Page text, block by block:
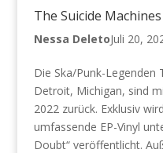
The Suicide
Nessa DeletoJuli 20,
Die Ska/Punk-Legenden
Detroit, Michigan, sind
2022 zurück. Exklusiv
umfassende EP-Vinyl
Doubt“ veröffentlicht.